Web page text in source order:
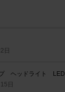
日
プ ヘッドライト LED
日